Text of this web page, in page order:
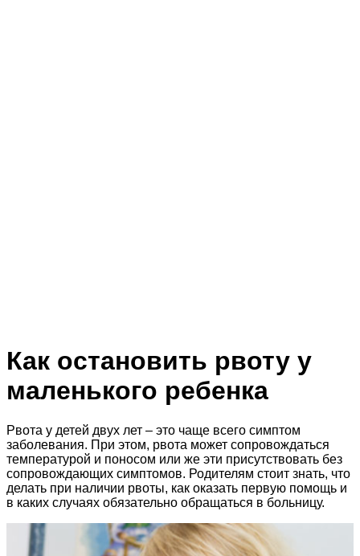
Как остановить рвоту у
маленького ребенка
Рвота у детей двух лет – это чаще всего симптом
заболевания. При этом, рвота может сопровождаться
температурой и поносом или же эти присутствовать без
сопровождающих симптомов. Родителям стоит знать, что
делать при наличии рвоты, как оказать первую помощь и
в каких случаях обязательно обращаться в больницу.